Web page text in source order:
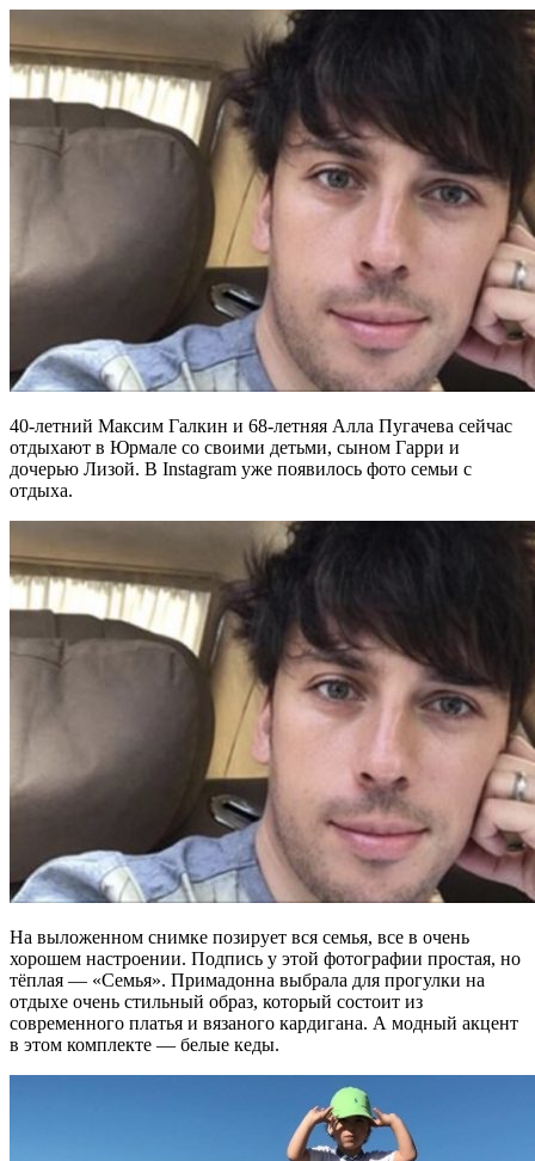
40-летний Максим Галкин и 68-летняя Алла Пугачева сейчас
отдыхают в Юрмале со своими детьми, сыном Гарри и
дочерью Лизой. В Instagram уже появилось фото семьи с
отдыха.
На выложенном снимке позирует вся семья, все в очень
хорошем настроении. Подпись у этой фотографии простая, но
тёплая — «Семья». Примадонна выбрала для прогулки на
отдыхе очень стильный образ, который состоит из
современного платья и вязаного кардигана. А модный акцент
в этом комплекте — белые кеды.